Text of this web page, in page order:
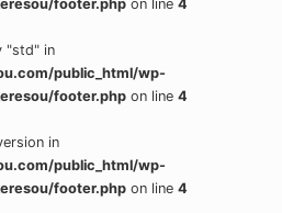
footer.php on line4
"std" in
public_html/wp-
footer.php on line4
in
public_html/wp-
footer.php on line4